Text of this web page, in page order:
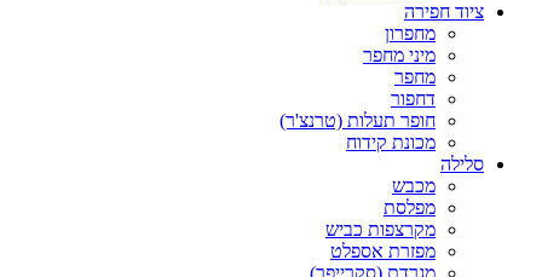
ציוד חפירה
מחפרון
מיני מחפר
מחפר
דחפור
חופר תעלות (טרנצ'ר)
מכונת קידוח
סלילה
מכבש
מפלסת
מקרצפות כביש
מפזרת אספלט
מגרדת (סקרייפר)